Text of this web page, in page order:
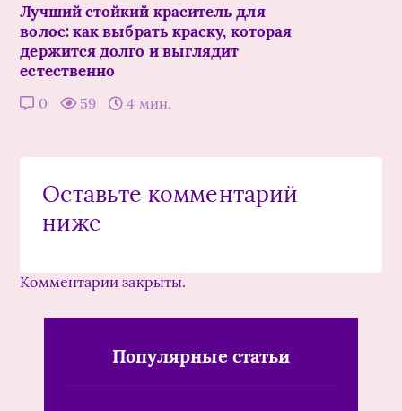
Лучший стойкий краситель для
волос: как выбрать краску, которая
держится долго и выглядит
естественно
0 59 4 мин.
Оставьте комментарий
ниже
Комментарии закрыты.
Популярные статьи